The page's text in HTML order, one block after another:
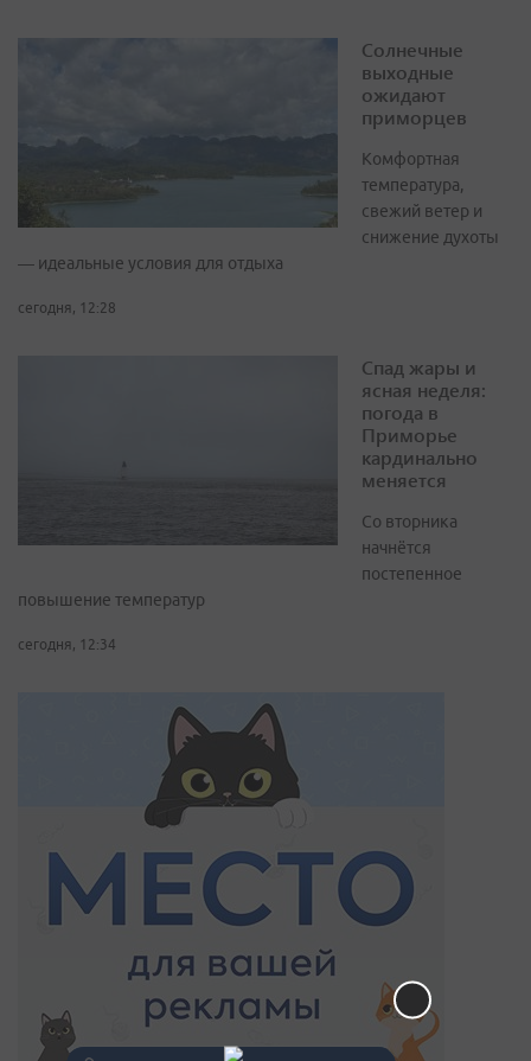
Солнечные
выходные
ожидают
приморцев
Комфортная
температура,
свежий ветер и
снижение духоты
— идеальные условия для отдыха
сегодня, 12:28
Спад жары и
ясная неделя:
погода в
Приморье
кардинально
меняется
Со вторника
начнётся
постепенное
повышение температур
сегодня, 12:34